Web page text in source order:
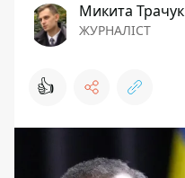
Микита Трачук
ЖУРНАЛІСТ
👍